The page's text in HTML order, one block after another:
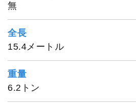
無
全長
15.4メートル
重量
6.2トン